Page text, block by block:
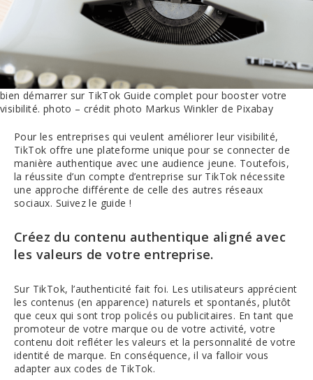
bien démarrer sur TikTok Guide complet pour booster votre
visibilité. photo – crédit photo Markus Winkler de Pixabay
Pour les entreprises qui veulent améliorer leur visibilité,
TikTok offre une plateforme unique pour se connecter de
manière authentique avec une audience jeune. Toutefois,
la réussite d’un compte d’entreprise sur TikTok nécessite
une approche différente de celle des autres réseaux
sociaux. Suivez le guide !
Créez du contenu authentique aligné avec
les valeurs de votre entreprise.
Sur TikTok, l’authenticité fait foi. Les utilisateurs apprécient
les contenus (en apparence) naturels et spontanés, plutôt
que ceux qui sont trop policés ou publicitaires. En tant que
promoteur de votre marque ou de votre activité, votre
contenu doit refléter les valeurs et la personnalité de votre
identité de marque. En conséquence, il va falloir vous
adapter aux codes de TikTok.